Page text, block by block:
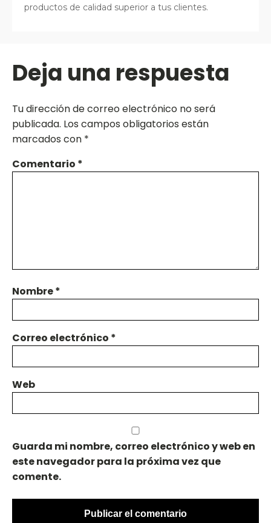
productos de calidad superior a tus clientes.
Deja una respuesta
Tu dirección de correo electrónico no será
publicada. Los campos obligatorios están
marcados con *
Comentario *
Nombre*
Correo electrónico *
Web
Guarda mi nombre, correo electrónico y web en
este navegador para la próxima vez que
comente.